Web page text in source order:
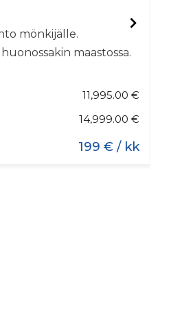
mönkijälle.
maastossa.
11,995.00 €
14,999.00 €
199 € / kk